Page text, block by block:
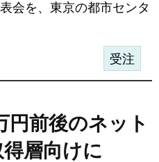
会を、東京の都市センタ
受注
円前後のネット
層向けに